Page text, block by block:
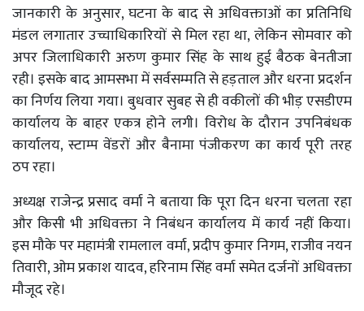
जानकारी के अनुसार, घटना के बाद से अधिवक्ताओं का प्रतिनिधि
मंडल लगातार उच्चाधिकारियों से मिल रहा था, लेकिन सोमवार को
अपर जिलाधिकारी अरुण कुमार सिंह के साथ हुई बैठक बेनतीजा
रही। इसके बाद आमसभा में सर्वसम्मति से हड़ताल और धरना प्रदर्शन
का निर्णय लिया गया। बुधवार सुबह से ही वकीलों की भीड़ एसडीएम
कार्यालय के बाहर एकत्र होने लगी। विरोध के दौरान उपनिबंधक
कार्यालय, स्टाम्प वेंडरों और बैनामा पंजीकरण का कार्य पूरी तरह
ठप रहा।
अध्यक्ष राजेन्द्र प्रसाद वर्मा ने बताया कि पूरा दिन धरना चलता रहा
और किसी भी अधिवक्ता ने निबंधन कार्यालय में कार्य नहीं किया।
इस मौके पर महामंत्री रामलाल वर्मा, प्रदीप कुमार निगम, राजीव नयन
तिवारी, ओम प्रकाश यादव, हरिनाम सिंह वर्मा समेत दर्जनों अधिवक्ता
मौजूद रहे।